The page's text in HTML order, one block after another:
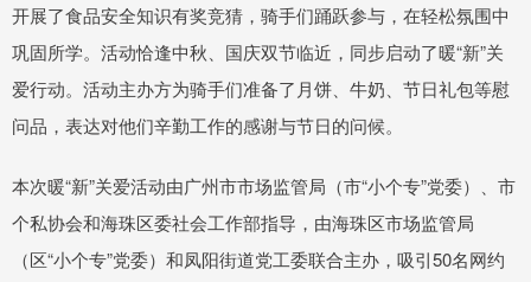
开展了食品安全知识有奖竞猜，骑手们踊跃参与，在轻松氛围中
巩固所学。活动恰逢中秋、国庆双节临近，同步启动了暖“新”关
爱行动。活动主办方为骑手们准备了月饼、牛奶、节日礼包等慰
问品，表达对他们辛勤工作的感谢与节日的问候。
本次暖“新”关爱活动由广州市市场监管局（市“小个专”党委）、市
个私协会和海珠区委社会工作部指导，由海珠区市场监管局
（区“小个专”党委）和凤阳街道党工委联合主办，吸引50名网约